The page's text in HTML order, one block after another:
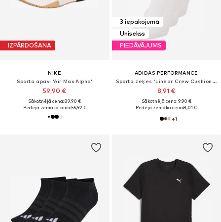
IZPĀRDOŠANA
NIKE
Sporta apavi 'Air Max Alpha'
59,90 €
Sākotnējā cena: 89,90 €
Pēdējā zemākā cena:55,92 €
3 iepakojumā
Unisekss
PIEDĀVĀJUMS
ADIDAS PERFORMANCE
Sporta zeķes 'Linear Crew Cushioned 3 Pairs'
8,91 €
Sākotnējā cena: 9,90 €
Pēdējā zemākā cena:8,01 €
+1